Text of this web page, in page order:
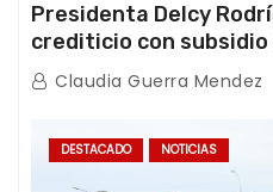
Presidenta Delcy
crediticio con
con Juntas de
Claudia Guerra Mendez
DESTACADO NOTICIAS